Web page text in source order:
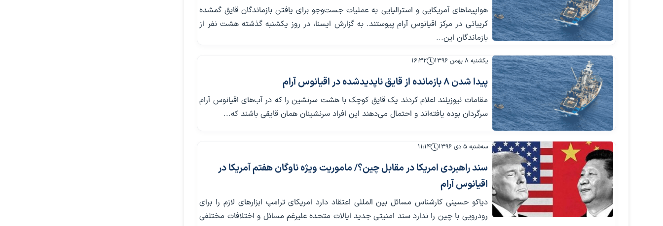
هواپیماهای آمریکایی و استرالیایی به عملیات جست‌وجو برای یافتن بازماندگان قایق گمشده
کریباتی در مرکز اقیانوس آرام پیوستند. به گزارش ایسنا، در روز یکشنبه گذشته هشت نفر از
بازماندگان این...
یکشنبه ۸ بهمن ۱۳۹۶ ۱۶:۳۲
پیدا شدن ۸ بازمانده از قایق ناپدیدشده در اقیانوس آرام
مقامات نیوزیلند اعلام کردند یک قایق کوچک با هشت سرنشین را که در آب‌های اقیانوس آرام
سرگردان بوده یافته‌اند و احتمال می‌دهند این افراد سرنشینان همان قایقی باشند که...
سه‌شنبه ۵ دی ۱۳۹۶ ۱۱:۱۴
سند راهبردی امریکا در مقابل چین؟/ ماموریت ویژه ناوگان هفتم آمریکا در
اقیانوس آرام
دیاکو حسینی کارشناس مسائل بین المللی اعتقاد دارد امریکای ترامپ ابزارهای لازم را برای
رودرویی با چین را ندارد سند امنیتی جدید ایالات متحده علیرغم مسائل و اختلافات مختلفی